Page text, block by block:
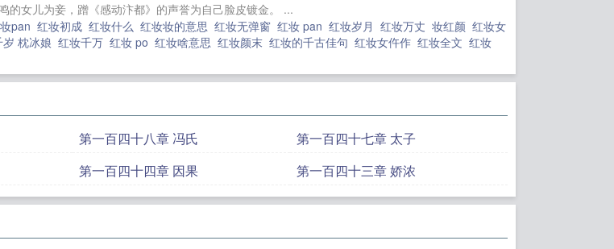
御兽：永夜天王 乡野秘事 修真世界：我有一支星际军
就完了 大齐除妖人 苟道长生：从魔修转世开始 武侠：
明 斗破：从攻略云韵开始 穿越女仙不好惹 见鬼，我的
女儿为妾，蹭《感动汴都》的声誉为自己脸皮镀金。 ...
pan 红妆初成 红妆什么 红妆妆的意思 红妆无弹窗 红妆 pan 红妆岁月 红妆万丈 妆红颜 红妆女
枕冰娘 红妆千万 红妆 po 红妆啥意思 红妆颜末 红妆的千古佳句 红妆女仵作 红妆全文 红妆
第一百四十八章 冯氏
第一百四十七章 太子
第一百四十四章 因果 第一百四十三章 娇浓